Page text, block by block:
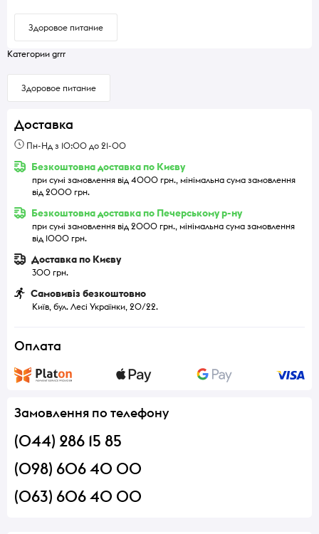
Здоровое питание
Категории grrr
Здоровое питание
Доставка
Пн-Нд з 10:00 до 21-00
Безкоштовна доставка по Києву
при сумі замовлення від 4000 грн., мінімальна сума замовлення
від 2000 грн.
Безкоштовна доставка по Печерському р-ну
при сумі замовлення від 2000 грн., мінімальна сума замовлення
від 1000 грн.
Доставка по Києву
300 грн.
Самовивіз безкоштовно
Київ, бул. Лесі Українки, 20/22.
Оплата
Замовлення по телефону
(044) 286 15 85
(098) 606 40 00
(063) 606 40 00